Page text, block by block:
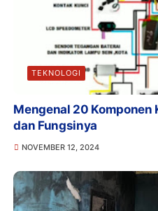
TEKNOLOGI
Mengenal 20 Komponen
dan Fungsinya
NOVEMBER 12, 2024